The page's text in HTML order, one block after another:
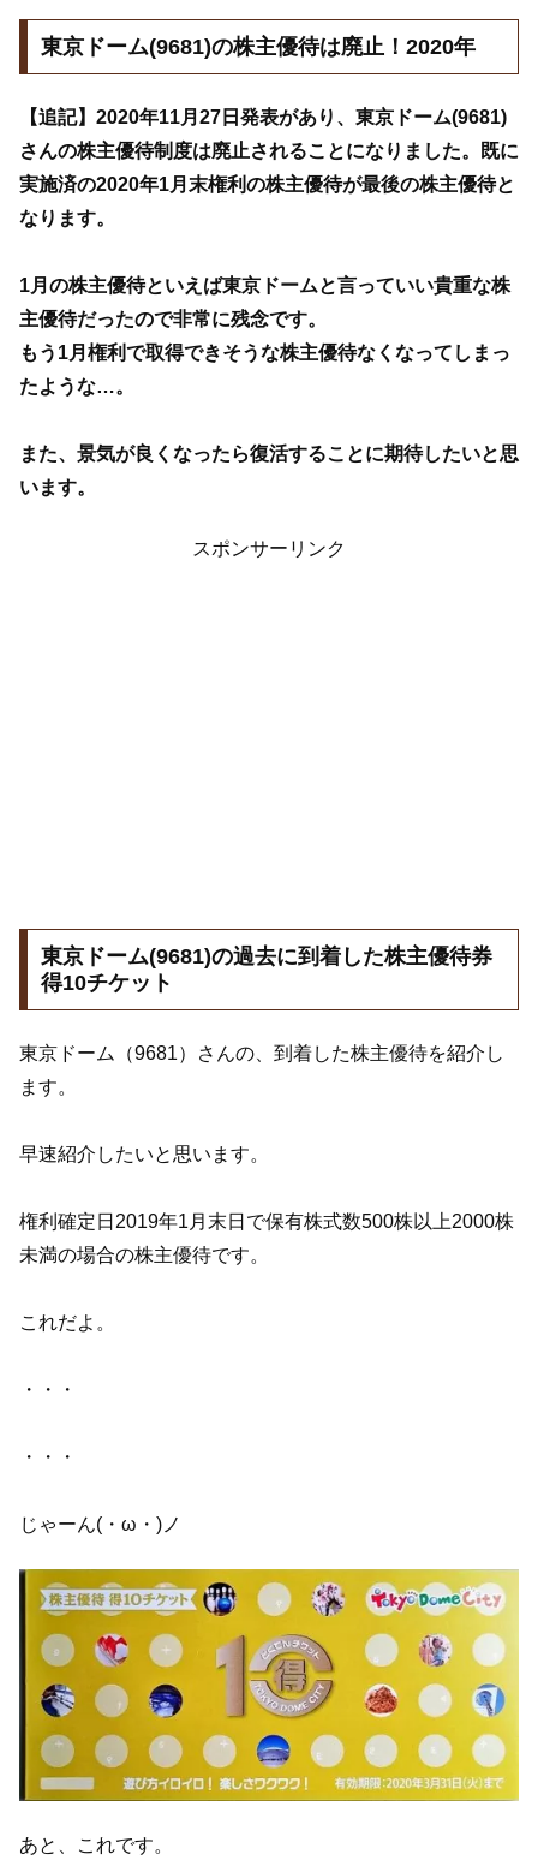
東京ドーム(9681)の株主優待は廃止！2020年
【追記】2020年11月27日発表があり、東京ドーム(9681)
さんの株主優待制度は廃止されることになりました。既に
実施済の2020年1月末権利の株主優待が最後の株主優待と
なります。
1月の株主優待といえば東京ドームと言っていい貴重な株
主優待だったので非常に残念です。
もう1月権利で取得できそうな株主優待なくなってしまっ
たような…。
また、景気が良くなったら復活することに期待したいと思
います。
スポンサーリンク
東京ドーム(9681)の過去に到着した株主優待券
得10チケット
東京ドーム（9681）さんの、到着した株主優待を紹介し
ます。
早速紹介したいと思います。
権利確定日2019年1月末日で保有株式数500株以上2000株
未満の場合の株主優待です。
これだよ。
・・・
・・・
じゃーん(・ω・)ノ
あと、これです。